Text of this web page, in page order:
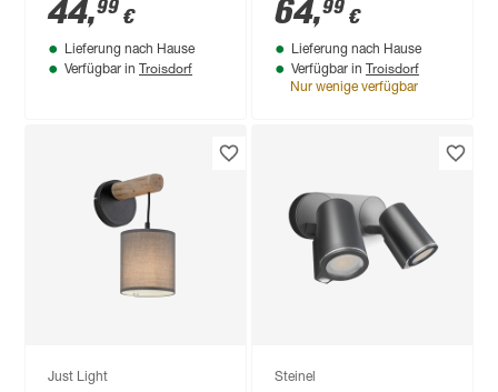
neutralweiß 3,2 x 4,3
x 332 cm
44,99 €
Lieferung nach Hause
Verfügbar in Troisdorf
neutralweiß 6,7 x 5,4
x 352 cm
64,99 €
Lieferung nach Hause
Verfügbar in Troisdorf
Nur wenige verfügbar
Just Light Steinel